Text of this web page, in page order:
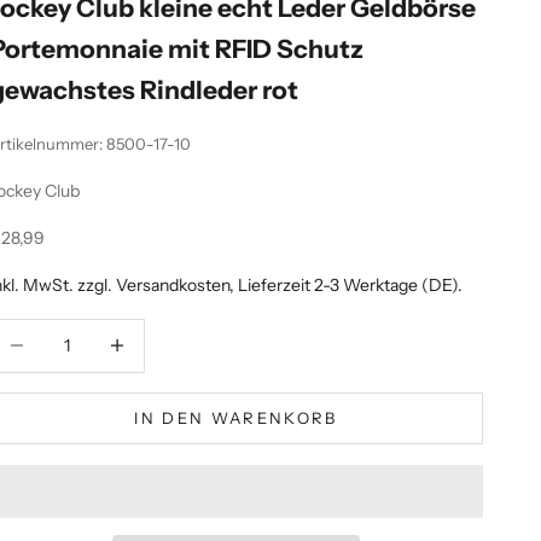
Club kleine echt Leder Geldbörse
mit RFID Schutz
Rindleder rot
8500-17-10
Club
MwSt. zzgl.Versandkosten, Lieferzeit 2-3 Werktage (DE).
IN DEN WARENKORB